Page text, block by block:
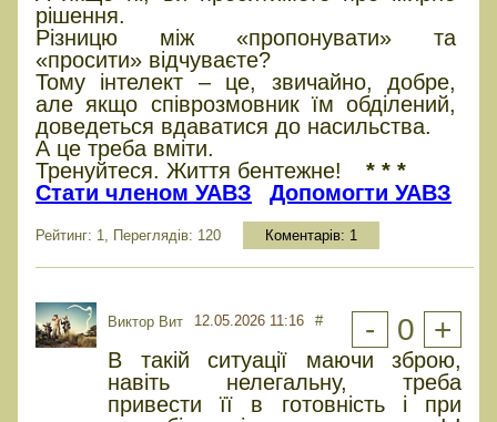
рішення.
Різницю між «пропонувати» та
«просити» відчуваєте?
Тому інтелект – це, звичайно, добре,
але якщо співрозмовник їм обділений,
доведеться вдаватися до насильства.
А це треба вміти.
Тренуйтеся. Життя бентежне!
* * *
Стати членом УАВЗ
Допомогти УАВЗ
Рейтинг: 1, Переглядів: 120 Коментарів: 1
Виктор Вит 12.05.2026 11:16 # - 0 +
В такій ситуації маючи зброю,
навіть нелегальну, треба
привести її в готовність і при